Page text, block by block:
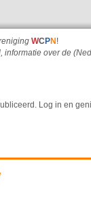
WC PN !
over de
Log in en